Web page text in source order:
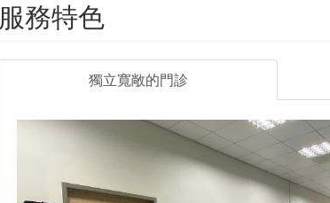
服務特色
獨立寬敞的門診